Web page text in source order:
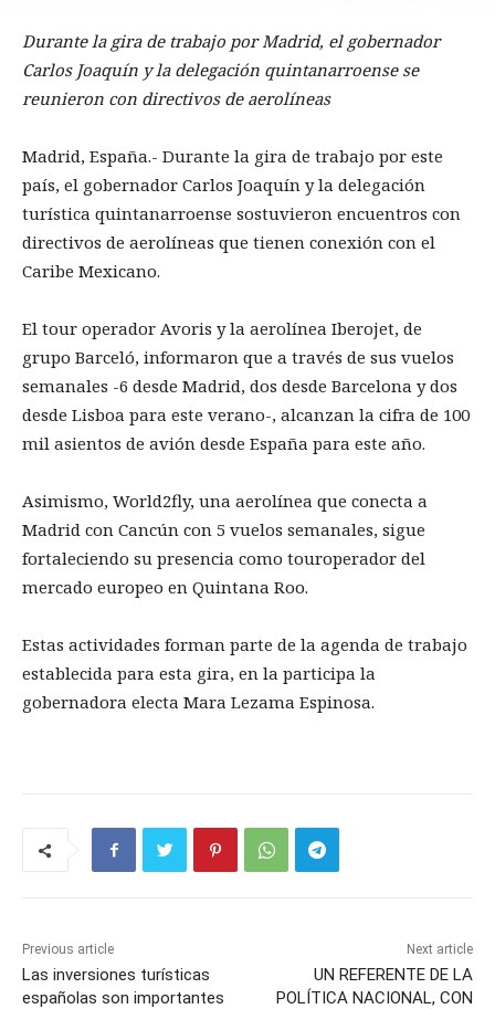
Durante la gira de trabajo por Madrid, el gobernador
Carlos Joaquín y la delegación quintanarroense se
reunieron con directivos de aerolíneas
Madrid, España.- Durante la gira de trabajo por este
país, el gobernador Carlos Joaquín y la delegación
turística quintanarroense sostuvieron encuentros con
directivos de aerolíneas que tienen conexión con el
Caribe Mexicano.
El tour operador Avoris y la aerolínea Iberojet, de
grupo Barceló, informaron que a través de sus vuelos
semanales -6 desde Madrid, dos desde Barcelona y dos
desde Lisboa para este verano-, alcanzan la cifra de 100
mil asientos de avión desde España para este año.
Asimismo, World2fly, una aerolínea que conecta a
Madrid con Cancún con 5 vuelos semanales, sigue
fortaleciendo su presencia como touroperador del
mercado europeo en Quintana Roo.
Estas actividades forman parte de la agenda de trabajo
establecida para esta gira, en la participa la
gobernadora electa Mara Lezama Espinosa.
Previous article
Las inversiones turísticas
españolas son importantes
Next article
UN REFERENTE DE LA
POLÍTICA NACIONAL, CON